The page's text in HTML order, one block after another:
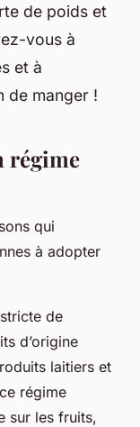
de poids et
vous à
et à
de manger !
régime
qui
à adopter
de
d’origine
laitiers et
régime
sur les fruits,